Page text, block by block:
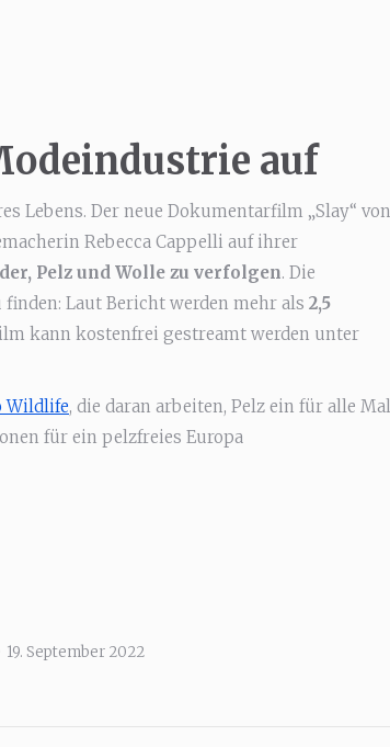
auf
Lebens. Der neue Dokumentarfilm „Slay“ von
Rebecca Cappelli auf ihrer
Pelz und Wolle zu verfolgen. Die
Laut Bericht werden mehr als 2,5
kann kostenfrei gestreamt werden unter
Wildlife, die daran arbeiten, Pelz ein für alle Mal
für ein pelzfreies Europa
19. September 2022